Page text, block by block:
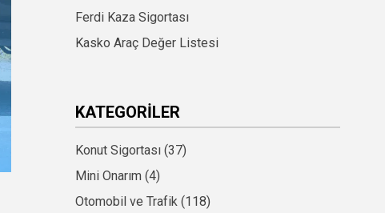
Ferdi Kaza Sigortası
Kasko Araç Değer Listesi
KATEGORILER
Konut Sigortası(37)
Mini Onarım(4)
Otomobil ve Trafik(118)